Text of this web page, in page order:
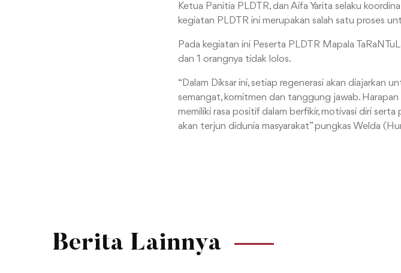
Ketua Panitia PLDTR, dan Aifa Yarita selaku
kegiatan PLDTR ini merupakan salah satu proses
Pada kegiatan ini Peserta PLDTR Mapala
dan 1 orangnya tidak lolos.
“Dalam Diksar ini, setiap regenerasi akan diajarkan
semangat, komitmen dan tanggung jawab.
memiliki rasa positif dalam berfikir, motivasi diri
akan terjun didunia masyarakat” pungkas Welda
Berita Lainnya